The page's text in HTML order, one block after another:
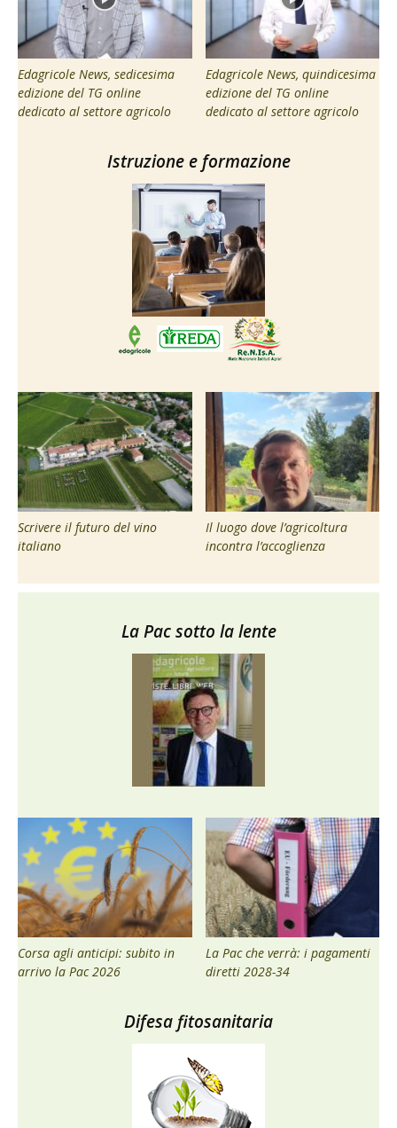
Edagricole News, sedicesima
edizione del TG online
dedicato al settore agricolo
Edagricole News, quindicesima
edizione del TG online
dedicato al settore agricolo
Istruzione e formazione
Scrivere il futuro del vino
italiano
Il luogo dove l’agricoltura
incontra l’accoglienza
La Pac sotto la lente
Corsa agli anticipi: subito in
arrivo la Pac 2026
La Pac che verrà: i pagamenti
diretti 2028-34
Difesa fitosanitaria